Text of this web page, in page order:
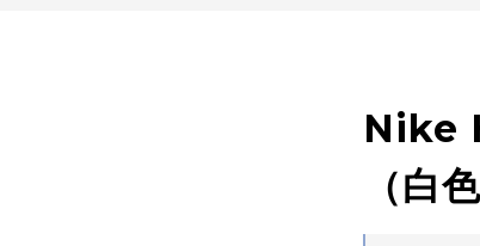
Nike
（白色